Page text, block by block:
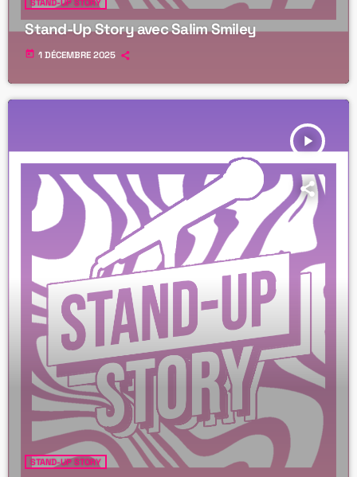
STAND-UP STORY
Stand-Up Story avec Salim Smiley
today 1 DÉCEMBRE 2025
play_arrow
STAND-UP STORY